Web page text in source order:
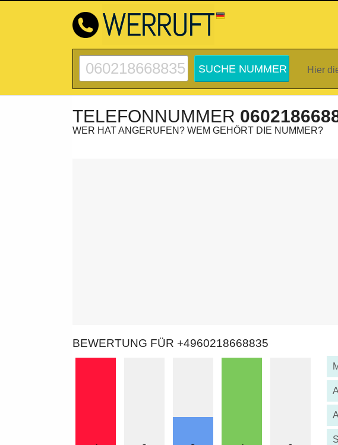
Hier
TELEFONNUMMER
WER HAT ANGERUFEN? WEM GEHÖRT DIE NUMMER?
BEWERTUNG FÜR +4960218668835